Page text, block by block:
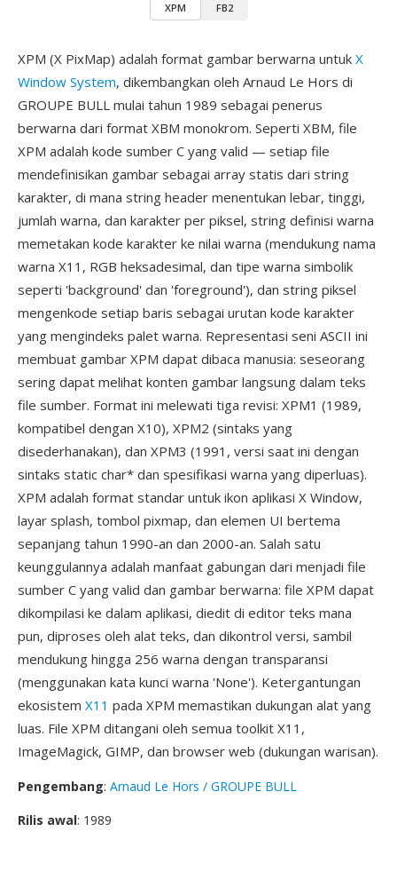
XPM FB2
XPM (X PixMap) adalah format gambar berwarna untuk X
Window System, dikembangkan oleh Arnaud Le Hors di
GROUPE BULL mulai tahun 1989 sebagai penerus
berwarna dari format XBM monokrom. Seperti XBM, file
XPM adalah kode sumber C yang valid — setiap file
mendefinisikan gambar sebagai array statis dari string
karakter, di mana string header menentukan lebar, tinggi,
jumlah warna, dan karakter per piksel, string definisi warna
memetakan kode karakter ke nilai warna (mendukung nama
warna X11, RGB heksadesimal, dan tipe warna simbolik
seperti 'background' dan 'foreground'), dan string piksel
mengenkode setiap baris sebagai urutan kode karakter
yang mengindeks palet warna. Representasi seni ASCII ini
membuat gambar XPM dapat dibaca manusia: seseorang
sering dapat melihat konten gambar langsung dalam teks
file sumber. Format ini melewati tiga revisi: XPM1 (1989,
kompatibel dengan X10), XPM2 (sintaks yang
disederhanakan), dan XPM3 (1991, versi saat ini dengan
sintaks static char* dan spesifikasi warna yang diperluas).
XPM adalah format standar untuk ikon aplikasi X Window,
layar splash, tombol pixmap, dan elemen UI bertema
sepanjang tahun 1990-an dan 2000-an. Salah satu
keunggulannya adalah manfaat gabungan dari menjadi file
sumber C yang valid dan gambar berwarna: file XPM dapat
dikompilasi ke dalam aplikasi, diedit di editor teks mana
pun, diproses oleh alat teks, dan dikontrol versi, sambil
mendukung hingga 256 warna dengan transparansi
(menggunakan kata kunci warna 'None'). Ketergantungan
ekosistem X11 pada XPM memastikan dukungan alat yang
luas. File XPM ditangani oleh semua toolkit X11,
ImageMagick, GIMP, dan browser web (dukungan warisan).
Pengembang: Arnaud Le Hors / GROUPE BULL
Rilis awal: 1989